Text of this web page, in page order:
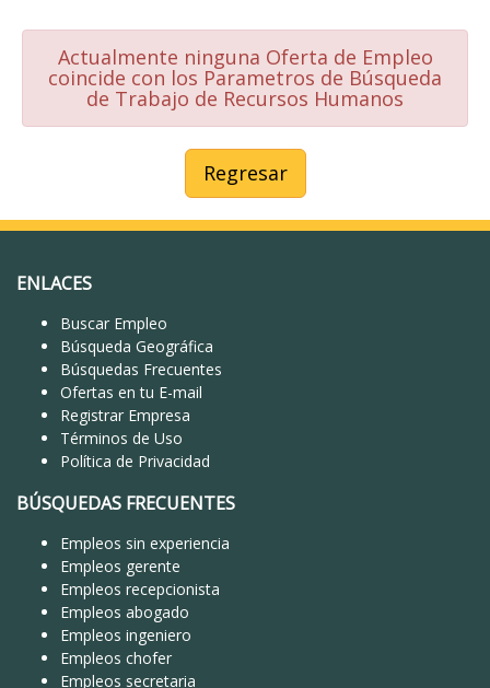
Actualmente ninguna Oferta de Empleo
coincide con los Parametros de Búsqueda
de Trabajo de Recursos Humanos
Regresar
ENLACES
Buscar Empleo
Búsqueda Geográfica
Búsquedas Frecuentes
Ofertas en tu E-mail
Registrar Empresa
Términos de Uso
Política de Privacidad
BÚSQUEDAS FRECUENTES
Empleos sin experiencia
Empleos gerente
Empleos recepcionista
Empleos abogado
Empleos ingeniero
Empleos chofer
Empleos secretaria